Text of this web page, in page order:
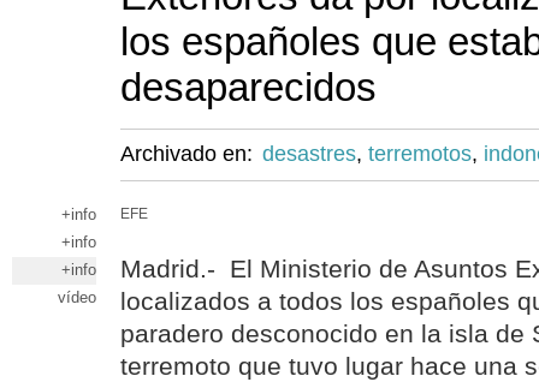
los españoles que
desaparecidos
Archivado en: desastres, terremotos,
+info
+info
+info
vídeo
EFE
Madrid.- El Ministerio de Asuntos
localizados a todos los españoles
paradero desconocido en la isla de
terremoto que tuvo lugar hace una